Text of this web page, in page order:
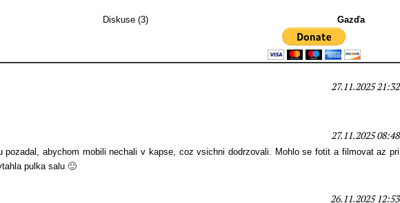
Diskuse (3) Gazďa
27.11.2025 21:32
27.11.2025 08:48
pozadal, abychom mobili nechali v kapse, coz vsichni dodrzovali. Mohlo se fotit a filmovat az pri
pulka salu 🙂
26.11.2025 12:53